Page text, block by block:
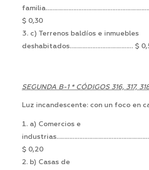
$ 0,30
c) Terrenos baldíos e inmuebles
deshabitados………………………………… $
SEGUNDA B-1 * CÓDIGOS 316, 317,
Luz incandescente: con un foco en
a) Comercios e
$ 0,20
b) Casas de